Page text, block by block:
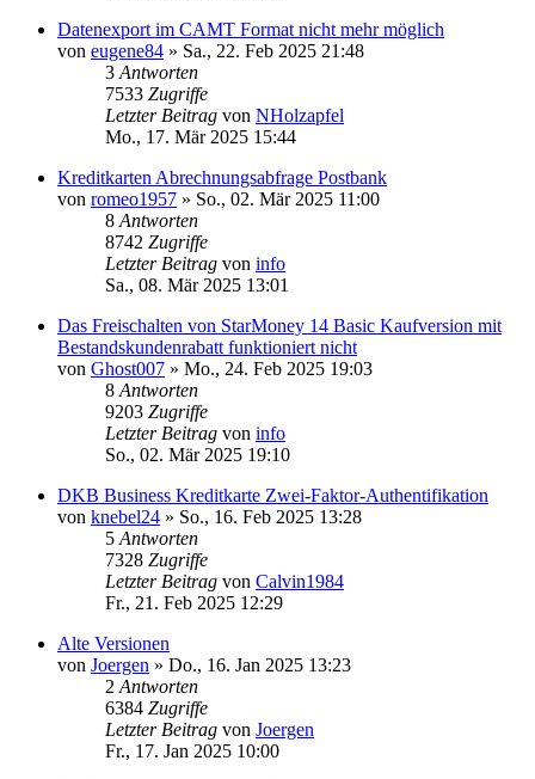
Datenexport im CAMT Format nicht mehr möglich
von eugene84 » Sa., 22. Feb 2025 21:48
3 Antworten
7533 Zugriffe
Letzter Beitrag von NHolzapfel
Mo., 17. Mär 2025 15:44
Kreditkarten Abrechnungsabfrage Postbank
von romeo1957 » So., 02. Mär 2025 11:00
8 Antworten
8742 Zugriffe
Letzter Beitrag von info
Sa., 08. Mär 2025 13:01
Das Freischalten von StarMoney 14 Basic Kaufversion mit
Bestandskundenrabatt funktioniert nicht
von Ghost007 » Mo., 24. Feb 2025 19:03
8 Antworten
9203 Zugriffe
Letzter Beitrag von info
So., 02. Mär 2025 19:10
DKB Business Kreditkarte Zwei-Faktor-Authentifikation
von knebel24 » So., 16. Feb 2025 13:28
5 Antworten
7328 Zugriffe
Letzter Beitrag von Calvin1984
Fr., 21. Feb 2025 12:29
Alte Versionen
von Joergen » Do., 16. Jan 2025 13:23
2 Antworten
6384 Zugriffe
Letzter Beitrag von Joergen
Fr., 17. Jan 2025 10:00